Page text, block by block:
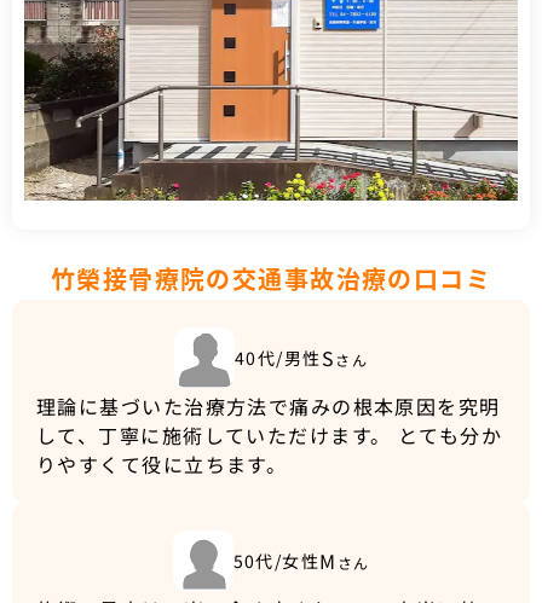
竹榮接骨療院の交通事故治療の口コミ
40代/男性 S さん
理論に基づいた治療方法で痛みの根本原因を究明
して、丁寧に施術していただけます。 とても分か
りやすくて役に立ちます。
50代/女性M さん